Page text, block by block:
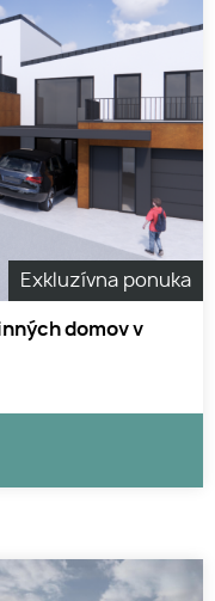
Exkluzívna ponuka
domov v